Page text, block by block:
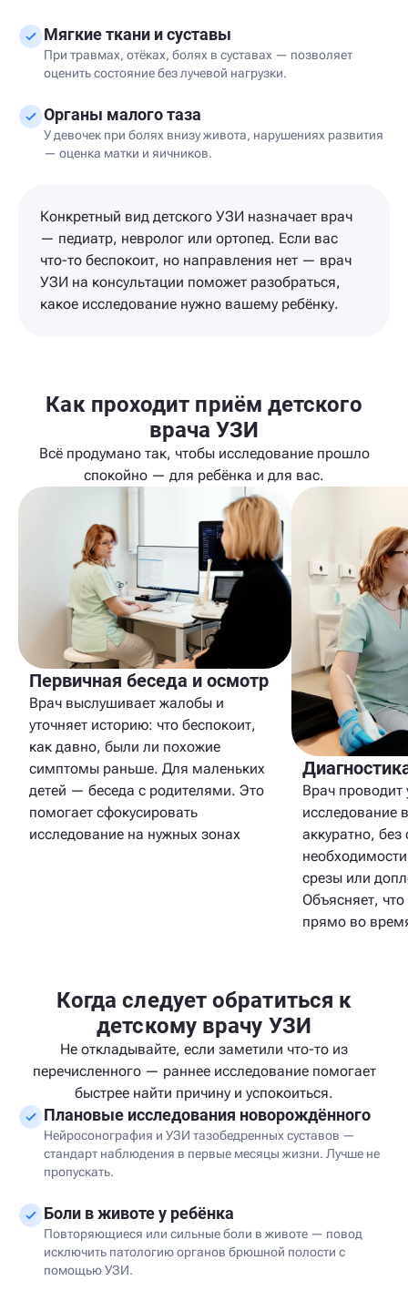
Мягкие ткани и суставы
При травмах, отёках, болях в суставах — позволяет
оценить состояние без лучевой нагрузки.
Органы малого таза
У девочек при болях внизу живота, нарушениях развития
— оценка матки и яичников.
Конкретный вид детского УЗИ назначает врач
— педиатр, невролог или ортопед. Если вас
что-то беспокоит, но направления нет — врач
УЗИ на консультации поможет разобраться,
какое исследование нужно вашему ребёнку.
Как проходит приём детского
врача УЗИ
Всё продумано так, чтобы исследование прошло
спокойно — для ребёнка и для вас.
Первичная беседа и осмотр
Врач выслушивает жалобы и
уточняет историю: что беспокоит,
как давно, были ли похожие
симптомы раньше. Для маленьких
детей — беседа с родителями. Это
помогает сфокусировать
исследование на нужных зонах
Врач проводит
аккуратно,
срезы или
Объясняет,
прямо во
Когда следует обратиться к
детскому врачу УЗИ
Не откладывайте, если заметили что-то из
перечисленного — раннее исследование помогает
быстрее найти причину и успокоиться.
Плановые исследования новорождённого
Нейросонография и УЗИ тазобедренных суставов —
стандарт наблюдения в первые месяцы жизни. Лучше не
пропускать.
Боли в животе у ребёнка
Повторяющиеся или сильные боли в животе — повод
исключить патологию органов брюшной полости с
помощью УЗИ.